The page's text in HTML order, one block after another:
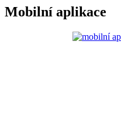
Mobilní aplikace